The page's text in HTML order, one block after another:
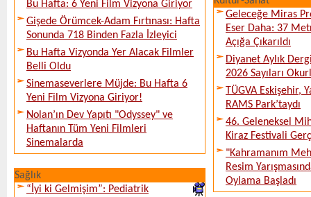
Bu Hafta: 6 Yeni Film Vizyona Giriyor
Gişede Örümcek-Adam Fırtınası: Hafta
Sonunda 718 Binden Fazla İzleyici
Bu Hafta Vizyonda Yer Alacak Filmler
Belli Oldu
Sinemaseverlere Müjde: Bu Hafta 6
Yeni Film Vizyona Giriyor!
Nolan’ın Dev Yapıtı "Odyssey" ve
Haftanın Tüm Yeni Filmleri
Sinemalarda
Sağlık
“İyi ki Gelmişim”: Pediatrik
Geleceğe Miras
Eser Daha: 37
Açığa Çıkarıldı
Diyanet Aylık
2026 Sayıları
TÜGVA Eskişehir,
RAMS Park’taydı
46. Geleneksel
Kiraz Festivali
"Kahramanım
Resim
Oylama Başladı